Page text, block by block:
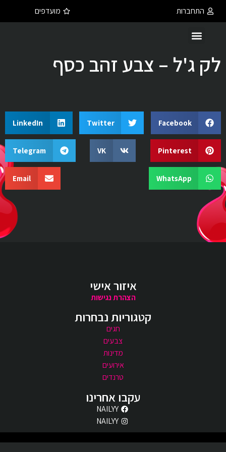
התחברות מועדפים
לק ג'ל – צבע זהב כסף
Facebook
Twitter
LinkedIn
Pinterest
VK
Telegram
WhatsApp
Email
איזור אישי
הצהרת נגישות
קטגוריות נבחרות
חגים
צבעים
מדינות
אירועים
טרנדים
עקבו אחרינו
NAILYY
NAILYY